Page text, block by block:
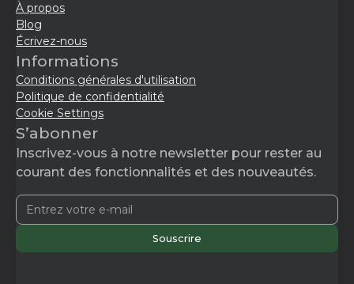
À propos
Blog
Écrivez-nous
Informations
Conditions générales d'utilisation
Politique de confidentialité
Cookie Settings
S’abonner
Inscrivez-vous à notre newsletter pour rester au
courant des fonctionnalités et des nouveautés.